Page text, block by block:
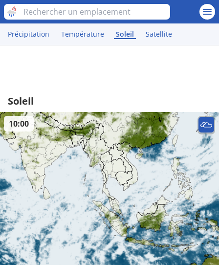
Précipitation Température Soleil Satellite
Soleil
10:00